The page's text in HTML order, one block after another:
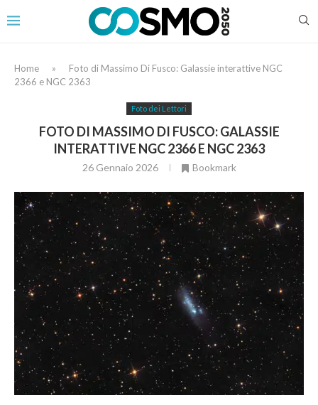
Home »
Foto di Massimo Di Fusco: Galassie interattive NGC
2366 e NGC 2363
Foto dei Lettori
FOTO DI MASSIMO DI FUSCO: GALASSIE
INTERATTIVE NGC 2366 E NGC 2363
26 Gennaio 2026 Bookmark